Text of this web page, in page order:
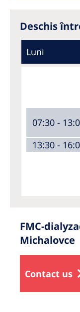
Deschis
Luni
07:30 -
13:30 -
FMC-
Michalovce
Contact us